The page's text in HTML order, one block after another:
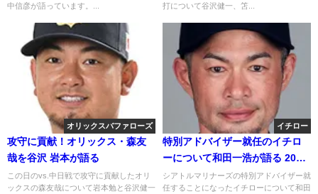
中信彦が語っています。...
打について谷沢健一、笘...
オリックスバファローズ
攻守に貢献！オリックス・森友
哉を谷沢 岩本が語る
この日のvs.中日戦で攻守に貢献したオリ
ックスの森友哉について岩本勉と谷沢健一
イチロー
特別アドバイザー就任のイチロ
ーについて和田一浩が語る 2018
年5月6日
シアトルマリナーズの特別アドバイザー就
任することになったイチローについて和田